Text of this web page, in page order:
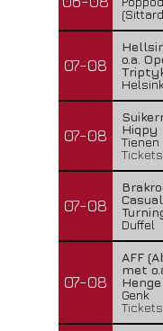
07-08
o.a.
07-08
Hiqpy
Tienen
Tickets
07-08
Duffel
07-08
AFF
met
Henge
Genk
Tickets